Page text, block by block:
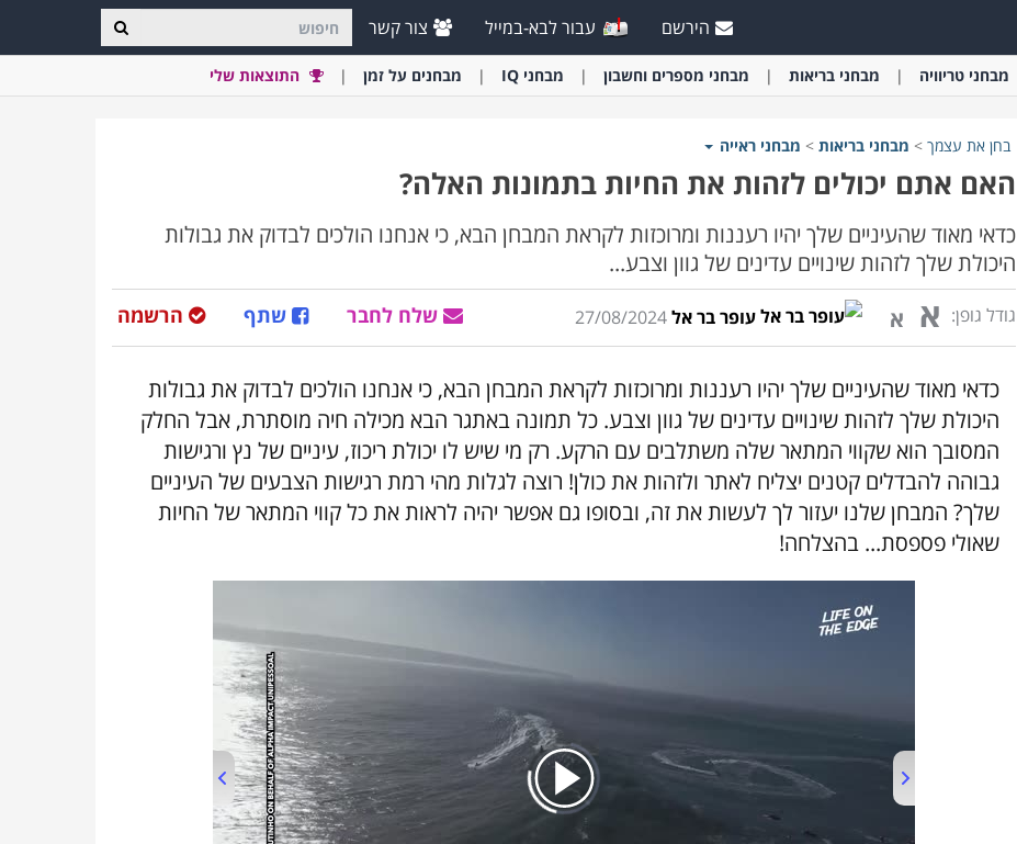
הירשם עבור לבא-במייל צור קשר
מבחני טריוויה מבחני בריאות מבחני מספרים וחשבון מבחני IQ מבחנים על זמן התוצאות שלי
בחן את עצמך > מבחני בריאות > מבחני ראייה
האם אתם יכולים לזהות את החיות בתמונות האלה?
כדאי מאוד שהעיניים שלך יהיו רעננות ומרוכזות לקראת המבחן הבא, כי אנחנו הולכים לבדוק את גבולות
היכולת שלך לזהות שינויים עדינים של גוון וצבע...
גודל גופן: א א עופר בר אל27/08/2024 הרשמה שתף שלח לחבר
כדאי מאוד שהעיניים שלך יהיו רעננות ומרוכזות לקראת המבחן הבא, כי אנחנו הולכים לבדוק את גבולות
היכולת שלך לזהות שינויים עדינים של גוון וצבע. כל תמונה באתגר הבא מכילה חיה מוסתרת, אבל החלק
המסובך הוא שקווי המתאר שלה משתלבים עם הרקע. רק מי שיש לו יכולת ריכוז, עיניים של נץ ורגישות
גבוהה להבדלים קטנים יצליח לאתר ולזהות את כולן! רוצה לגלות מהי רמת רגישות הצבעים של העיניים
שלך? המבחן שלנו יעזור לך לעשות את זה, ובסופו גם אפשר יהיה לראות את כל קווי המתאר של החיות
שאולי פספסת... בהצלחה!